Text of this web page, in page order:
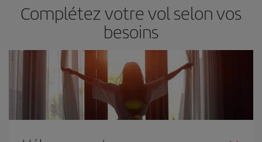
Complétez votre vol selon vos
besoins